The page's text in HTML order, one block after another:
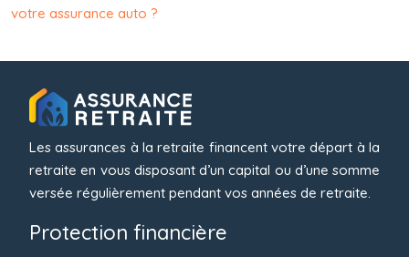
votre assurance auto ?
Les assurances à la retraite financent votre départ à la
retraite en vous disposant d’un capital ou d’une somme
versée régulièrement pendant vos années de retraite.
Protection financière